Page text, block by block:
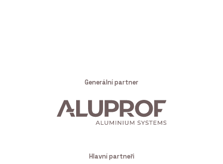
Generální partner
Hlavní partneři